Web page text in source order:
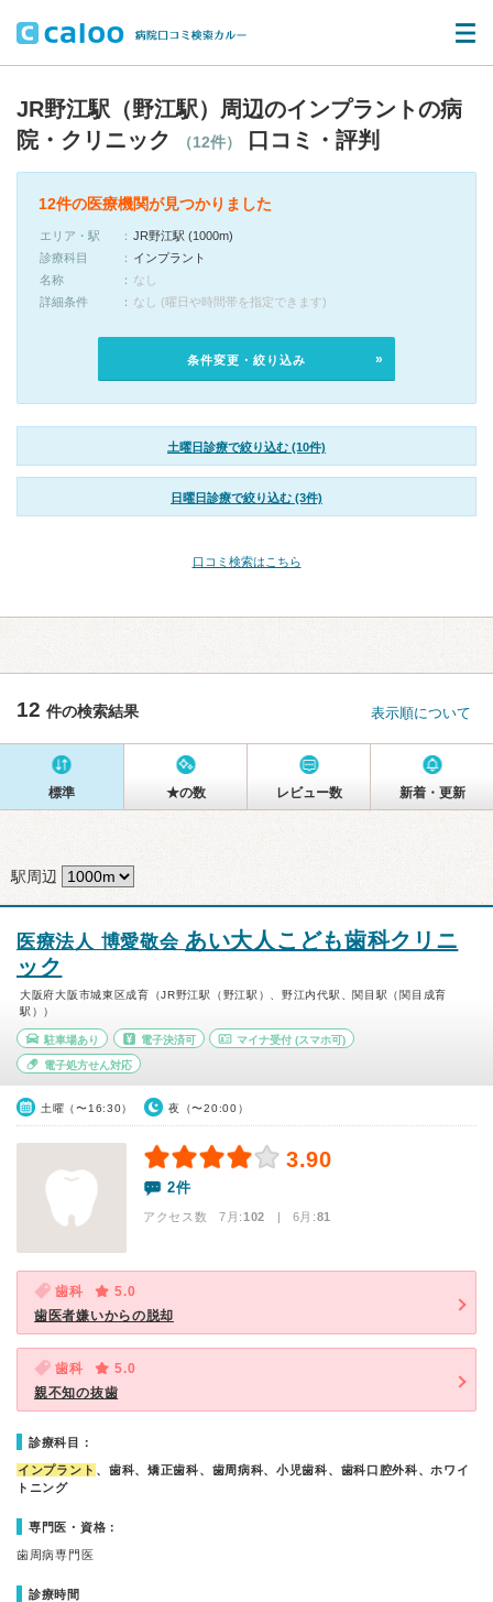
JR野江駅（野江駅）周辺のインプラントの病
院・クリニック
（12件） 口コミ・評判
12件の医療機関が見つかりました
エリア・駅
JR野江駅 (1000m)
診療科目
インプラント
名称
なし
詳細条件
なし (曜日や時間帯を指定できます)
条件変更・絞り込み
土曜日診療で絞り込む (10件)
日曜日診療で絞り込む (3件)
口コミ検索はこちら
12 件の検索結果 表示順について
標準 ★の数 レビュー数 新着・更新
駅周辺
医療法人 博愛敬会 あい大人こども歯科クリニ
ック
大阪府大阪市城東区成育（JR野江駅（野江駅）、野江内代駅、関目駅（関目成育
駅））
駐車場あり 電子決済可 マイナ受付 (スマホ可)
電子処方せん対応
土曜（〜16:30） 夜（〜20:00）
3.90
2件
アクセス数 7月:102 | 6月:81
歯科
5.0
歯医者嫌いからの脱却
歯科
5.0
親不知の抜歯
診療科目：
インプラント 、歯科、矯正歯科、歯周病科、小児歯科、歯科口腔外科、ホワイ
トニング
専門医・資格：
歯周病専門医
診療時間